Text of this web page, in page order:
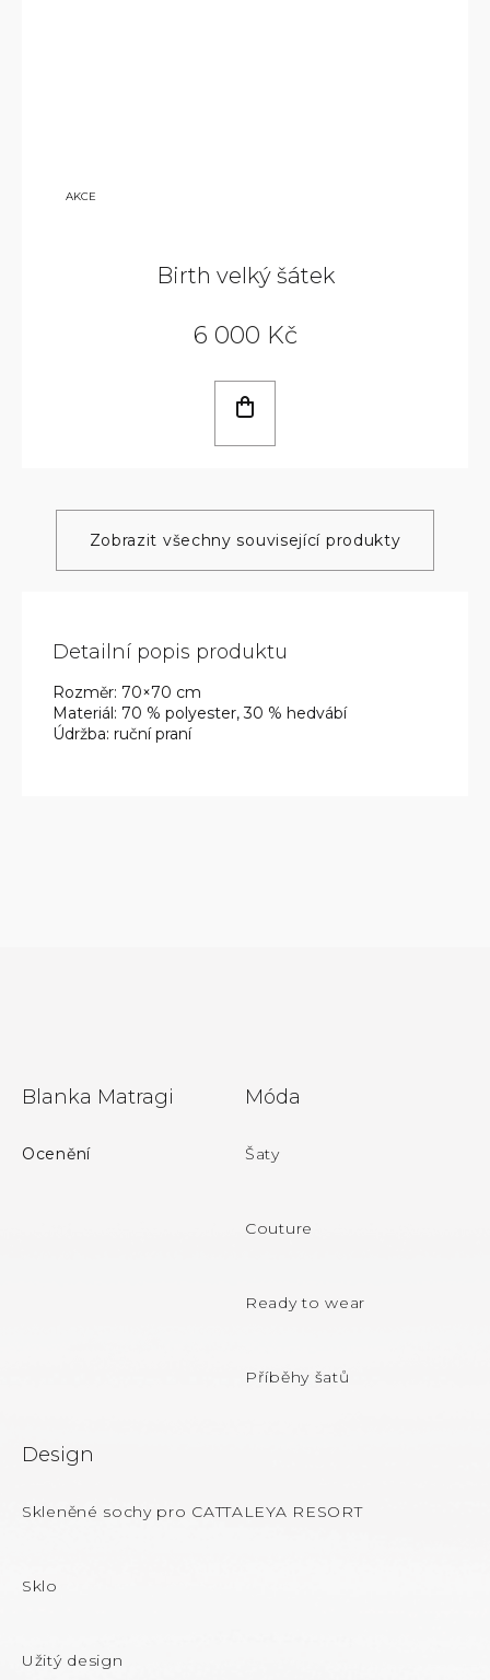
AKCE
Birth velký šátek
6 000 Kč
Zobrazit všechny související produkty
Detailní popis produktu
Rozměr: 70×70 cm
Materiál: 70 % polyester, 30 % hedvábí
Údržba: ruční praní
Blanka Matragi
Ocenění
Móda
Šaty
Couture
Ready to wear
Příběhy šatů
Design
Skleněné sochy pro CATTALEYA RESORT
Sklo
Užitý design